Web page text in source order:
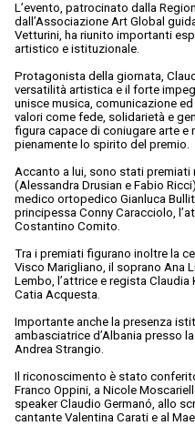
L’evento, patrocinato dalla
dall’Associazione Art Global
Vetturini, ha riunito importanti
artistico e istituzionale.
Protagonista della giornata,
versatilità artistica e il forte
unisce musica, comunicazione
valori come fede, solidarietà e
figura capace di coniugare arte
pienamente lo spirito del premio.
Accanto a lui, sono stati premiati
(Alessandra Drusian e Fabio
medico ortopedico Gianluca
principessa Conny Caracciolo,
Costantino Comito.
Tra i premiati figurano inoltre la
Visco Marigliano, il soprano Ana
Lembo, l’attrice e regista Claudia
Catia Acquesta.
Importante anche la presenza
ambasciatrice d’Albania presso
Andrea Strangio.
Il riconoscimento è stato
Franco Oppini, a Nicole
speaker Claudio Germanó, allo
cantante Valentina Carati e al